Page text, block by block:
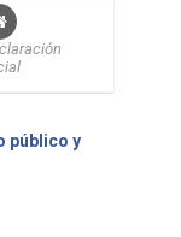
público y